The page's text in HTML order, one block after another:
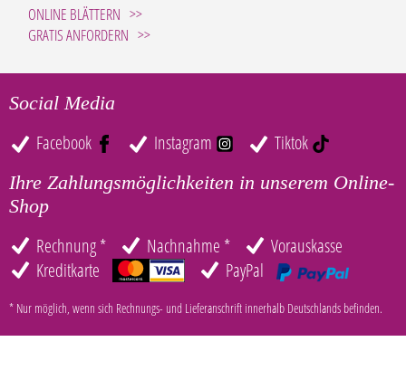
ONLINE BLÄTTERN
GRATIS ANFORDERN
Social Media
Facebook Instagram Tiktok
Ihre Zahlungsmöglichkeiten in unserem Online-
Shop
Rechnung * Nachnahme *
Vorauskasse
Kreditkarte
PayPal
* Nur möglich, wenn sich Rechnungs- und Lieferanschrift innerhalb Deutschlands befinden.